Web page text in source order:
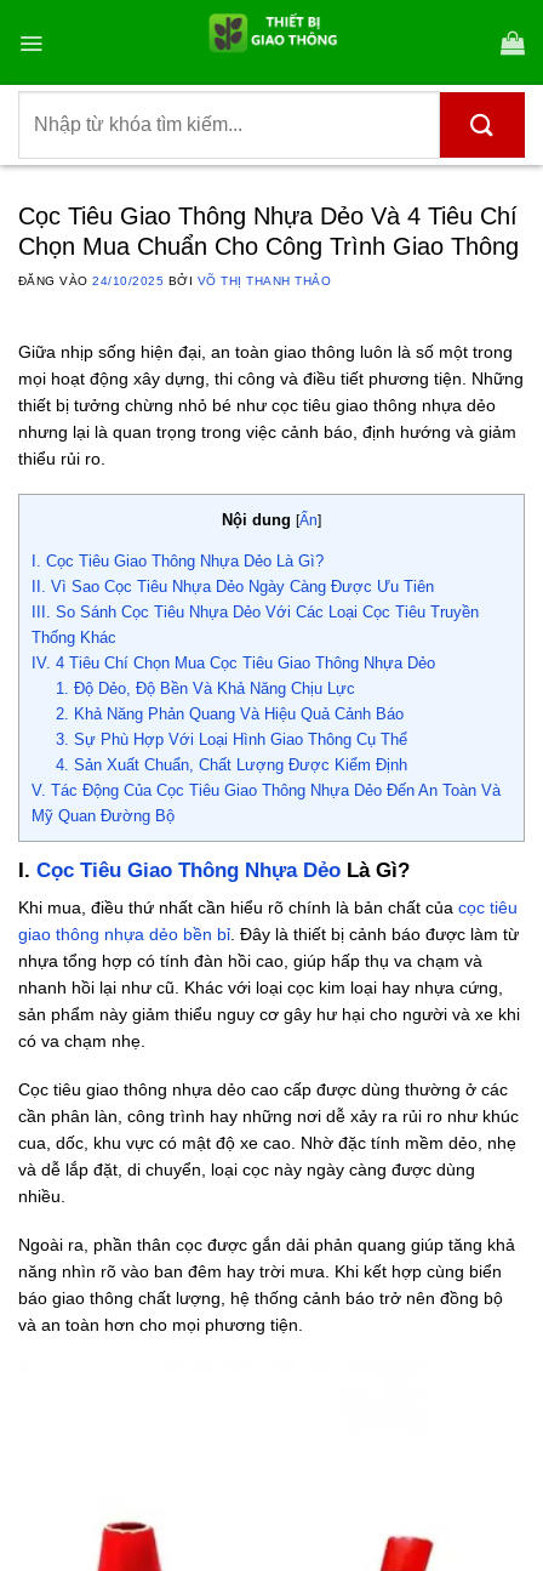
qua
dung
kiếm:
Cọc Tiêu Giao Thông Nhựa Dẻo Và 4 Tiêu Chí
Chọn Mua Chuẩn Cho Công Trình Giao Thông
ĐĂNG VÀO24/10/2025 BỞI VÕ THỊ THANH THẢO
Giữa nhịp sống hiện đại, an toàn giao thông luôn là số một trong
mọi hoạt động xây dựng, thi công và điều tiết phương tiện. Những
thiết bị tưởng chừng nhỏ bé như cọc tiêu giao thông nhựa dẻo
nhưng lại là quan trọng trong việc cảnh báo, định hướng và giảm
thiểu rủi ro.
Nội dung [Ẩn]
I. Cọc Tiêu Giao Thông Nhựa Dẻo Là Gì?
II. Vì Sao Cọc Tiêu Nhựa Dẻo Ngày Càng Được Ưu Tiên
III. So Sánh Cọc Tiêu Nhựa Dẻo Với Các Loại Cọc Tiêu Truyền
Thống Khác
IV. 4 Tiêu Chí Chọn Mua Cọc Tiêu Giao Thông Nhựa Dẻo
1. Độ Dẻo, Độ Bền Và Khả Năng Chịu Lực
2. Khả Năng Phản Quang Và Hiệu Quả Cảnh Báo
3. Sự Phù Hợp Với Loại Hình Giao Thông Cụ Thể
4. Sản Xuất Chuẩn, Chất Lượng Được Kiểm Định
V. Tác Động Của Cọc Tiêu Giao Thông Nhựa Dẻo Đến An Toàn Và
Mỹ Quan Đường Bộ
I. Cọc Tiêu Giao Thông Nhựa Dẻo Là Gì?
Khi mua, điều thứ nhất cần hiểu rõ chính là bản chất của cọc tiêu
giao thông nhựa dẻo bền bỉ . Đây là thiết bị cảnh báo được làm từ
nhựa tổng hợp có tính đàn hồi cao, giúp hấp thụ va chạm và
nhanh hồi lại như cũ. Khác với loại cọc kim loại hay nhựa cứng,
sản phẩm này giảm thiểu nguy cơ gây hư hại cho người và xe khi
có va chạm nhẹ.
Cọc tiêu giao thông nhựa dẻo cao cấp được dùng thường ở các
cần phân làn, công trình hay những nơi dễ xảy ra rủi ro như khúc
cua, dốc, khu vực có mật độ xe cao. Nhờ đặc tính mềm dẻo, nhẹ
và dễ lắp đặt, di chuyển, loại cọc này ngày càng được dùng
nhiều.
Ngoài ra, phần thân cọc được gắn dải phản quang giúp tăng khả
năng nhìn rõ vào ban đêm hay trời mưa. Khi kết hợp cùng biển
báo giao thông chất lượng, hệ thống cảnh báo trở nên đồng bộ
và an toàn hơn cho mọi phương tiện.